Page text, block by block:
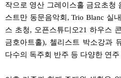
작으로 영산 그레이스홀 금요초청
스트만 동문음악회, Trio Blanc 실
스 초청, 오픈스튜디오21 하우스
금호아트홀), 첼리스트 박소강과
다수의 독주회 반주 등 다양한 연